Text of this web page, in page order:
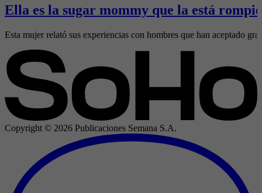
Ella es la sugar mommy que la está
Esta mujer relató sus experiencias con hombres que han aceptado
Copyright © 2026 Publicaciones Semana S.A.